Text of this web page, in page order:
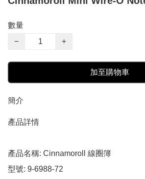
數量
−
+
加至購物車
簡介
產品詳情
產品名稱: Cinnamoroll 線圈簿
型號: 9-6988-72